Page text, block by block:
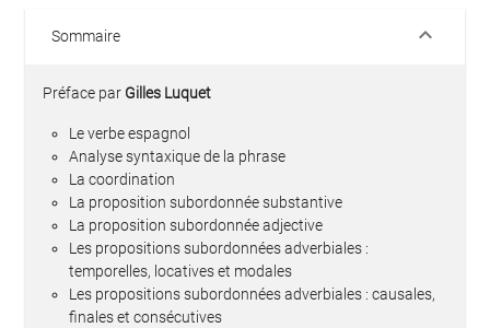
Sommaire keyboard_arrow_down
Préface par Gilles Luquet
Le verbe espagnol
Analyse syntaxique de la phrase
La coordination
La proposition subordonnée substantive
La proposition subordonnée adjective
Les propositions subordonnées adverbiales :
temporelles, locatives et modales
Les propositions subordonnées adverbiales : causales,
finales et consécutives